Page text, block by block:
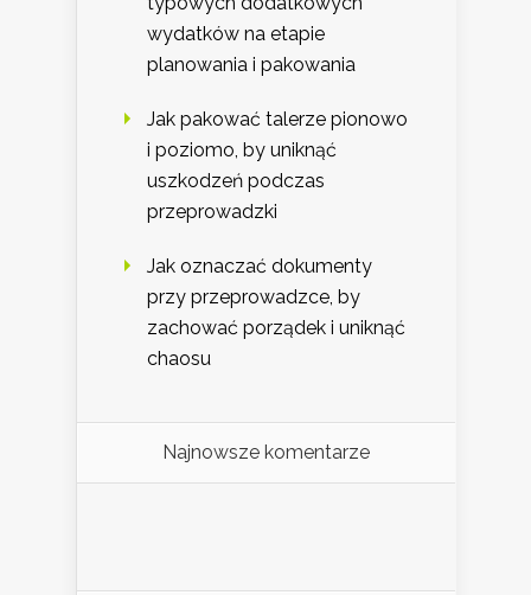
wydatków na etapie
planowania i pakowania
Jak pakować talerze pionowo
i poziomo, by uniknąć
uszkodzeń podczas
przeprowadzki
Jak oznaczać dokumenty
przy przeprowadzce, by
zachować porządek i uniknąć
chaosu
Najnowsze komentarze